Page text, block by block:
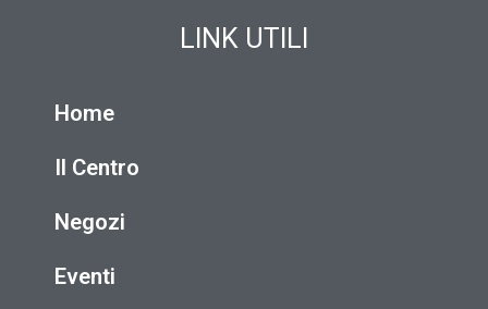
LINK UTILI
Home
Il Centro
Negozi
Eventi